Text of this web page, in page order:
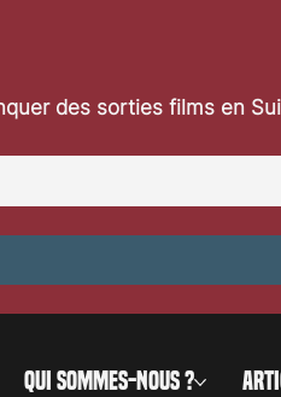
des sorties films en
QUI SOMMES-NOUS ?